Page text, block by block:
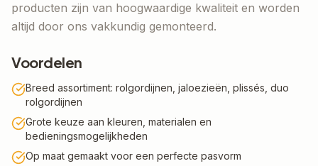
producten zijn van hoogwaardige kwaliteit en worden
altijd door ons vakkundig gemonteerd.
Voordelen
Breed assortiment: rolgordijnen, jaloezieën, plissés, duo
rolgordijnen
Grote keuze aan kleuren, materialen en
bedieningsmogelijkheden
Op maat gemaakt voor een perfecte pasvorm